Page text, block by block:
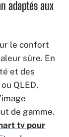
adaptés aux
le confort
sûre. En
et des
QLED,
de gamme.
tv pour